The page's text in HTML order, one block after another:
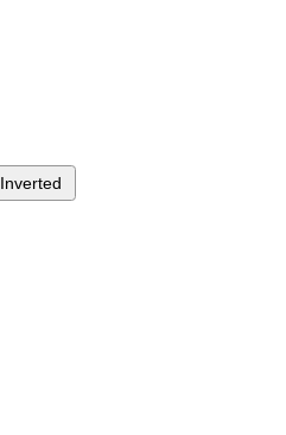
Inverted